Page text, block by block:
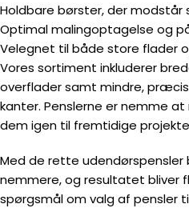
Holdbare børster, der modstår
Optimal malingoptagelse og
Velegnet til både store flader
Vores sortiment inkluderer
overflader samt mindre,
kanter. Penslerne er nemme
dem igen til fremtidige
Med de rette udendørspensler
nemmere, og resultatet bliver
spørgsmål om valg af pensler